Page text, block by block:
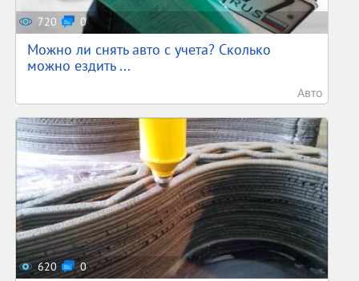
720 0
Можно ли снять авто с учета? Сколько
можно ездить ...
Авто
620 0